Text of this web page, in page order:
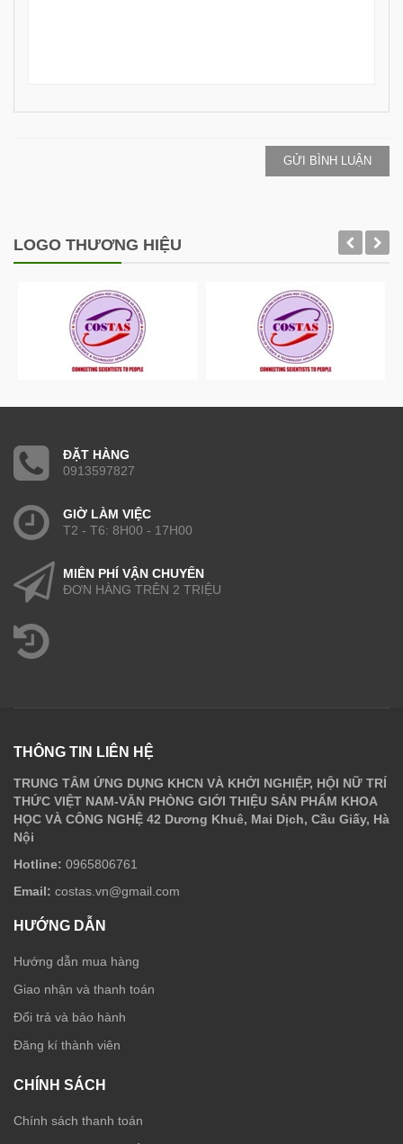
GỬI BÌNH LUẬN
LOGO THƯƠNG HIỆU
ĐẶT HÀNG
0913597827
GIỜ LÀM VIỆC
T2 - T6: 8H00 - 17H00
MIỄN PHÍ VẬN CHUYỂN
ĐƠN HÀNG TRÊN 2 TRIỆU
THÔNG TIN LIÊN HỆ
TRUNG TÂM ỨNG DỤNG KHCN VÀ KHỞI NGHIỆP, HỘI NỮ TRÍ
THỨC VIỆT NAM-VĂN PHÒNG GIỚI THIỆU SẢN PHẨM KHOA
HỌC VÀ CÔNG NGHỆ 42 Dương Khuê, Mai Dịch, Cầu Giấy, Hà
Nội
Hotline: 0965806761
Email: costas.vn@gmail.com
HƯỚNG DẪN
Hướng dẫn mua hàng
Giao nhận và thanh toán
Đổi trả và bảo hành
Đăng kí thành viên
CHÍNH SÁCH
Chính sách thanh toán